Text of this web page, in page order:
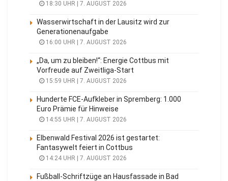
18:30 UHR | 7. AUGUST 2026
Wasserwirtschaft in der Lausitz wird zur
Generationenaufgabe
16:00 UHR | 7. AUGUST 2026
„Da, um zu bleiben!“: Energie Cottbus mit
Vorfreude auf Zweitliga-Start
15:59 UHR | 7. AUGUST 2026
Hunderte FCE-Aufkleber in Spremberg: 1.000
Euro Prämie für Hinweise
14:55 UHR | 7. AUGUST 2026
Elbenwald Festival 2026 ist gestartet:
Fantasywelt feiert in Cottbus
14:24 UHR | 7. AUGUST 2026
Fußball-Schriftzüge an Hausfassade in Bad